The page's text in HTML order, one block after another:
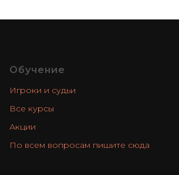
Обучение
Игроки и судьи
Все курсы
Акции
По всем вопросам пишите сюда